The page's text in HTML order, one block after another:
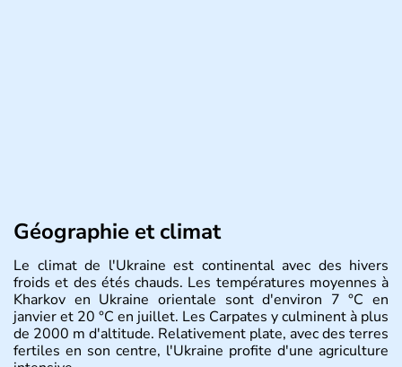
Géographie et climat
Le climat de l'Ukraine est continental avec des hivers
froids et des étés chauds. Les températures moyennes à
Kharkov en Ukraine orientale sont d'environ 7 °C en
janvier et 20 °C en juillet. Les Carpates y culminent à plus
de 2000 m d'altitude. Relativement plate, avec des terres
fertiles en son centre, l'Ukraine profite d'une agriculture